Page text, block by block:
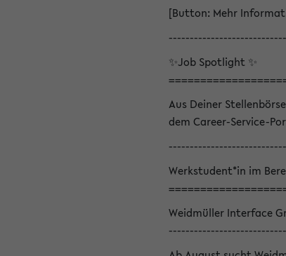
[Button: Mehr
✨Job Spotlight ✨
Aus Deiner
dem Career-Service-
Werkstudent*in im
Weidmüller Interface